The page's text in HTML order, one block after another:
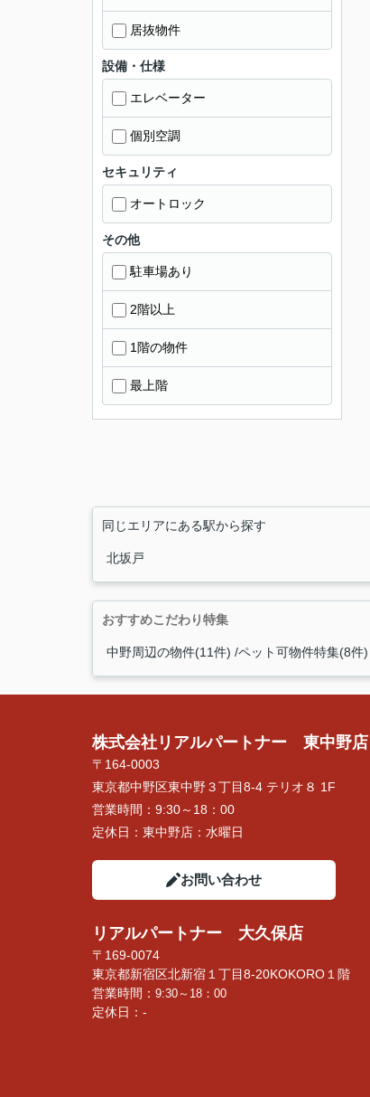
居抜物件
設備・仕様
エレベーター
個別空調
セキュリティ
オートロック
その他
駐車場あり
2階以上
1階の物件
最上階
同じエリアにある駅から探す
北坂戸
おすすめこだわり特集
中野周辺の物件(11件) ペット可物件特集(8件)
株式会社リアルパートナー 東中野店
〒164-0003
東京都中野区東中野３丁目8-4 テリオ８ 1F
営業時間： 9:30～18：00
定休日： 東中野店：水曜日
お問い合わせ
リアルパートナー 大久保店
〒169-0074
東京都新宿区北新宿１丁目8-20KOKORO１階
営業時間： 9:30～18：00
定休日：-